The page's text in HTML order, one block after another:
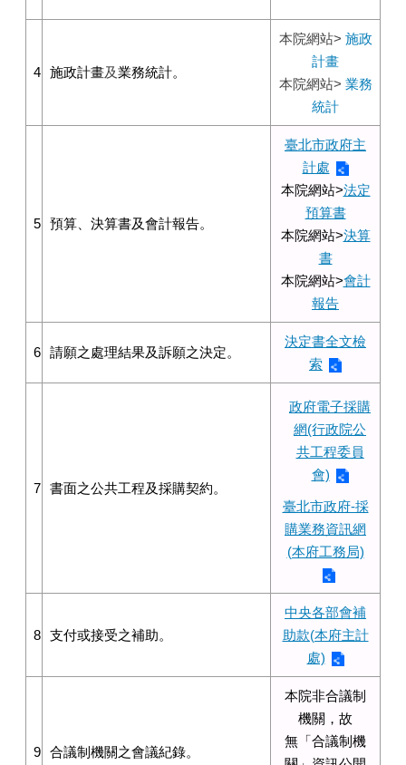
4 施政計畫及業務統計。
本院網站> 施政
計畫
本院網站> 業務
統計
5 預算、決算書及會計報告。
臺北市政府主
計處
本院網站>法定
預算書
本院網站>決算
書
本院網站>會計
報告
6 請願之處理結果及訴願之決定。
決定書全文檢
索
7 書面之公共工程及採購契約。
政府電子採購
網(行政院公
共工程委員
會)
臺北市政府-採
購業務資訊網
(本府工務局)
8 支付或接受之補助。
中央各部會補
助款(本府主計
處)
9 合議制機關之會議紀錄。
本院非合議制
機關，故
無「合議制機